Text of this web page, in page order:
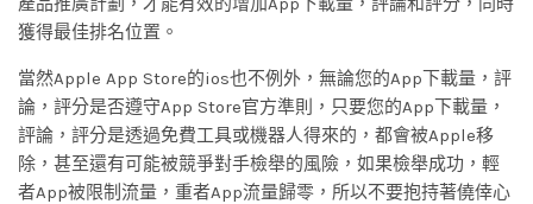
獲得最佳排名位置。
當然Apple App Store的ios也不例外，無論您的App下載量，評
論，評分是否遵守App Store官方準則，只要您的App下載量，
評論，評分是透過免費工具或機器人得來的，都會被Apple移
除，甚至還有可能被競爭對手檢舉的風險，如果檢舉成功，輕
者App被限制流量，重者App流量歸零，所以不要抱持著僥倖心